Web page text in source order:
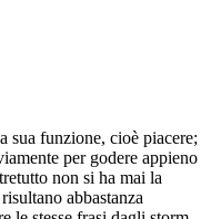
sua funzione, cioè piacere;
per godere appieno
non si ha mai la
abbastanza